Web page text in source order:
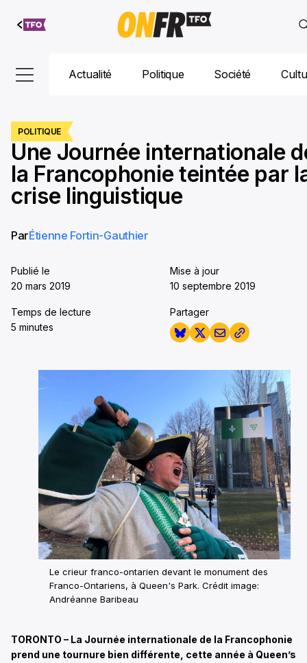
Aller au
contenu
Actualité Politique Société
POLITIQUE
Une Journée internationale
la Francophonie teintée par
crise linguistique
ParÉtienne Fortin-Gauthier
Publié le
20 mars 2019
Mise à jour
10 septembre 2019
Temps de lecture
5 minutes
Partager
Le crieur franco-ontarien devant le monument des
Franco-Ontariens, à Queen's Park. Crédit image:
Andréanne Baribeau
TORONTO – La Journée internationale de la Francophonie
prend une tournure bien différente, cette année à Queen’s